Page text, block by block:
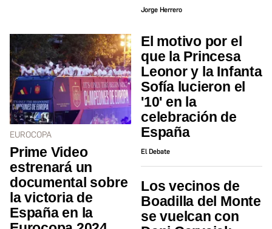
Jorge Herrero
EUROCOPA
Prime Video
estrenará un
documental sobre
la victoria de
España en la
El motivo por el
que la Princesa
Leonor y la Infanta
Sofía lucieron el
'10' en la
celebración de
España
El Debate
Los vecinos de
Boadilla del Monte
se vuelcan con